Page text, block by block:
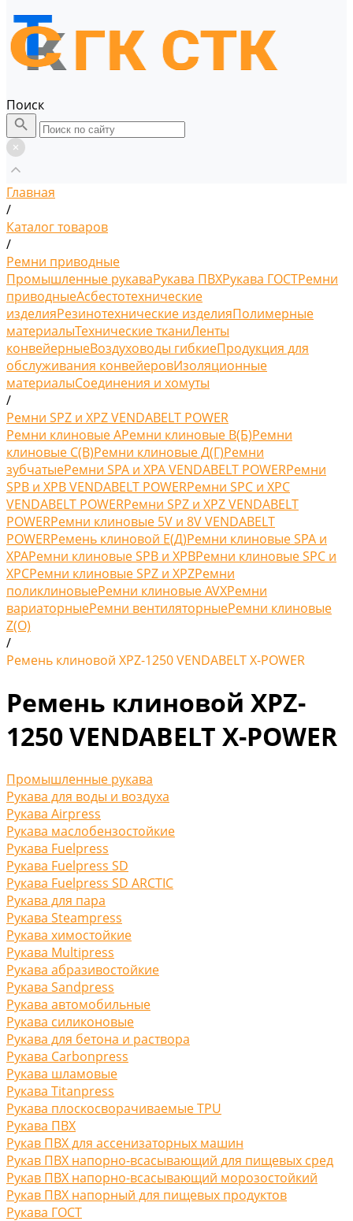
Поиск
Главная
/
Каталог товаров
/
Ремни приводные
Промышленные рукаваРукава ПВХРукава ГОСТРемни
приводныеАсбестотехнические
изделияРезинотехнические изделияПолимерные
материалыТехнические тканиЛенты
конвейерныеВоздуховоды гибкиеПродукция для
обслуживания конвейеровИзоляционные
материалыСоединения и хомуты
/
Ремни SPZ и XPZ VENDABELT POWER
Ремни клиновые AРемни клиновые В(Б)Ремни
клиновые С(B)Ремни клиновые Д(Г)Ремни
зубчатыеРемни SPA и XPA VENDABELT POWERРемни
SPB и XPB VENDABELT POWERРемни SPC и XPC
VENDABELT POWERРемни SPZ и XPZ VENDABELT
POWERРемни клиновые 5V и 8V VENDABELT
POWERРемень клиновой Е(Д)Ремни клиновые SPA и
XPAРемни клиновые SPB и XPBРемни клиновые SPC и
XPCРемни клиновые SPZ и XPZРемни
поликлиновыеРемни клиновые AVXРемни
вариаторныеРемни вентиляторныеРемни клиновые
Z(O)
/
Ремень клиновой XPZ-1250 VENDABELT X-POWER
Ремень клиновой XPZ-
1250 VENDABELT X-POWER
Промышленные рукава
Рукава для воды и воздуха
Рукава Airpress
Рукава маслобензостойкие
Рукава Fuelpress
Рукава Fuelpress SD
Рукава Fuelpress SD ARCTIC
Рукава для пара
Рукава Steampress
Рукава химостойкие
Рукава Multipress
Рукава абразивостойкие
Рукава Sandpress
Рукава автомобильные
Рукава силиконовые
Рукава для бетона и раствора
Рукава Carbonpress
Рукава шламовые
Рукава Titanpress
Рукава плоскосворачиваемые TPU
Рукава ПВХ
Рукав ПВХ для ассенизаторных машин
Рукав ПВХ напорно-всасывающий для пищевых сред
Рукав ПВХ напорно-всасывающий морозостойкий
Рукав ПВХ напорный для пищевых продуктов
Рукава ГОСТ